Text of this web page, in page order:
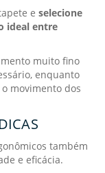
eselecione
ideal entre
muito fino
enquanto
movimento dos
também
e eficácia.